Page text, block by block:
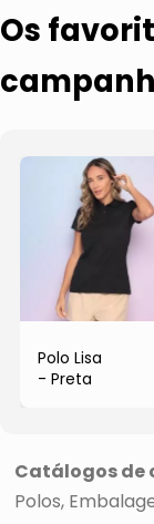
Os
Polo Lisa
- Preta
Catálogos de
Polos